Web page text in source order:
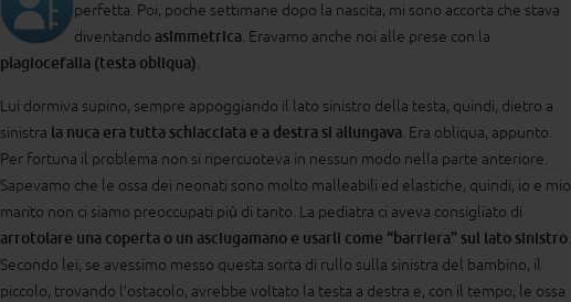
perfetta. Poi, poche settimane dopo la nascita, mi sono accorta che stava
diventando asimmetrica . Eravamo anche noi alle prese con la
plagiocefalia (testa obliqua)
Lui dormiva supino, sempre appoggiando il lato sinistro della testa, quindi, dietro a
sinistra la nuca era tutta schiacciata e a destra si allungava . Era obliqua, appunto.
Per fortuna il problema non si ripercuoteva in nessun modo nella parte anteriore.
Sapevamo che le ossa dei neonati sono molto malleabili ed elastiche, quindi, io e mio
marito non ci siamo preoccupati più di tanto. La pediatra ci aveva consigliato di
arrotolare una coperta o un asciugamano e usarli come “barriera” sul lato sinistro
Secondo lei, se avessimo messo questa sorta di rullo sulla sinistra del bambino, il
piccolo, trovando l’ostacolo, avrebbe voltato la testa a destra e, con il tempo, le ossa